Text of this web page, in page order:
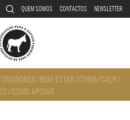
QUEM SOMOS CONTACTOS NEWSLETTER
CRIADORES/ BEM-ESTAR/CVBM/CALP/
/COMO APOIAR